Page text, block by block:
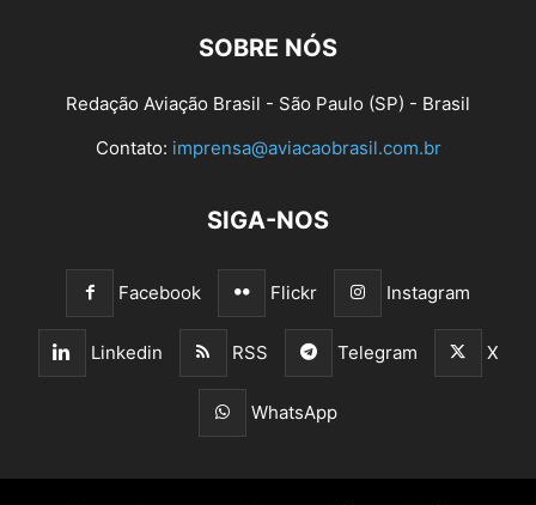
SOBRE NÓS
Redação Aviação Brasil - São Paulo (SP) - Brasil
Contato: imprensa@aviacaobrasil.com.br
SIGA-NOS
Facebook Flickr Instagram
Linkedin RSS Telegram X
WhatsApp